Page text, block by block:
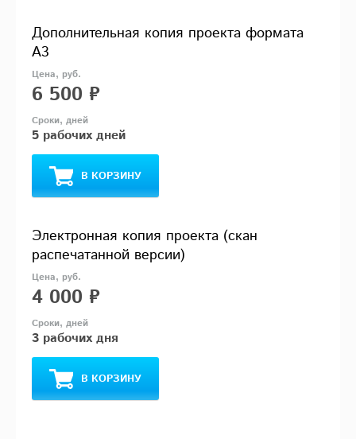
Дополнительная копия проекта формата
А3
6 500 ₽
5 рабочих дней
В КОРЗИНУ
Электронная копия проекта (скан
распечатанной версии)
4 000 ₽
3 рабочих дня
В КОРЗИНУ